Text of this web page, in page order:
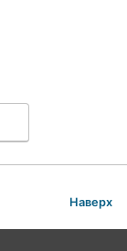
Наверх